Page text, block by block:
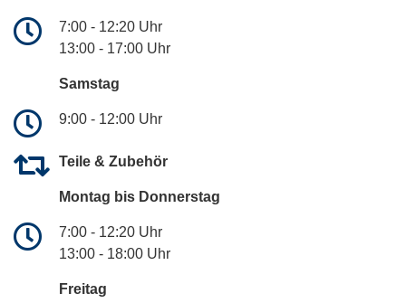
7:00 - 12:20 Uhr
13:00 - 17:00 Uhr
Samstag
9:00 - 12:00 Uhr
Teile & Zubehör
Montag bis Donnerstag
7:00 - 12:20 Uhr
13:00 - 18:00 Uhr
Freitag